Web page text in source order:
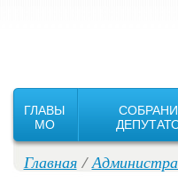
ГЛАВЫ
MO
Главная/